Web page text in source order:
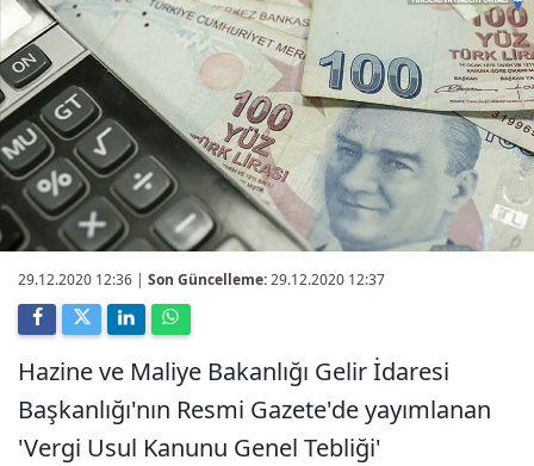
29.12.2020 12:36 | Son Güncelleme:29.12.2020 12:37
Hazine ve Maliye Bakanlığı Gelir İdaresi
Başkanlığı'nın Resmi Gazete'de yayımlanan
'Vergi Usul Kanunu Genel Tebliği'